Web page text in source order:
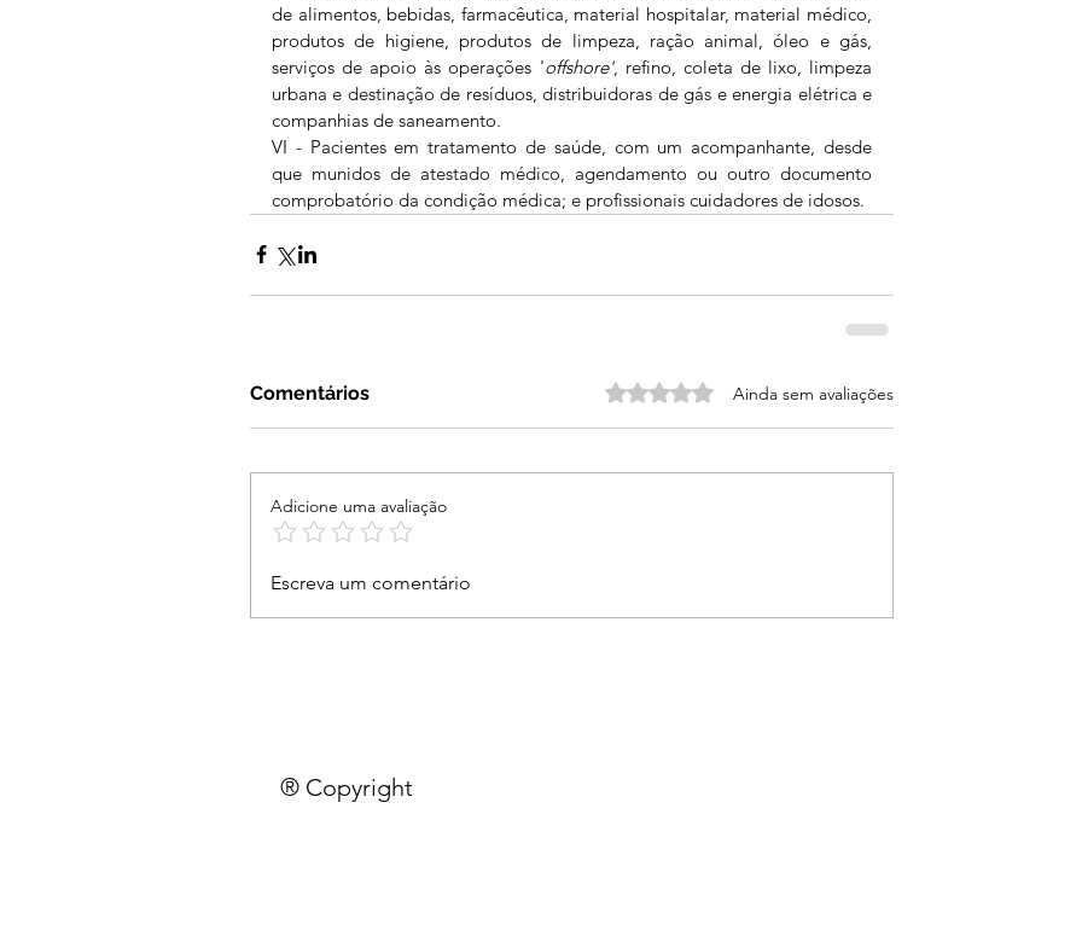
de alimentos, bebidas, farmacêutica, material hospitalar, material médico,
produtos de higiene, produtos de limpeza, ração animal, óleo e gás,
serviços de apoio às operações 'offshore', refino, coleta de lixo, limpeza
urbana e destinação de resíduos, distribuidoras de gás e energia elétrica e
companhias de saneamento.
VI - Pacientes em tratamento de saúde, com um acompanhante, desde
que munidos de atestado médico, agendamento ou outro documento
comprobatório da condição médica; e profissionais cuidadores de idosos.
Comentários Avaliado com 0 de 5 estrelas.
Ainda sem avaliações
Adicione uma avaliação
Escreva um comentário
® Copyright